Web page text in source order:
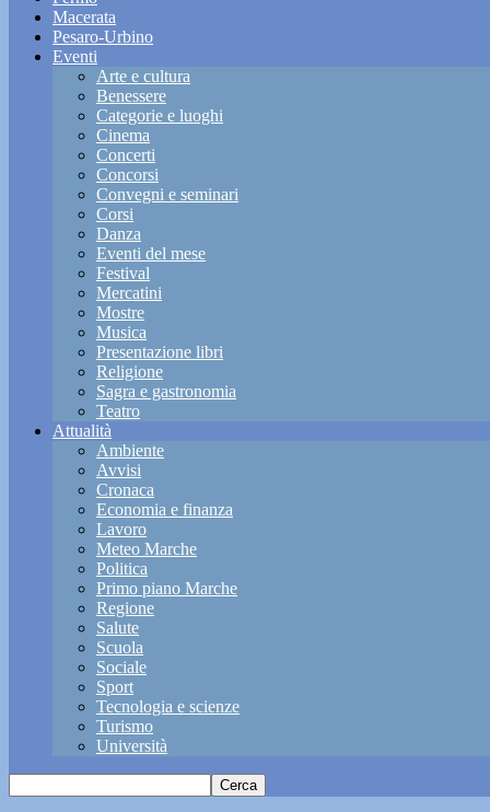
Macerata
Pesaro-Urbino
Eventi
Arte e cultura
Benessere
Categorie e luoghi
Cinema
Concerti
Concorsi
Convegni e seminari
Corsi
Danza
Eventi del mese
Festival
Mercatini
Mostre
Musica
Presentazione libri
Religione
Sagra e gastronomia
Teatro
Attualità
Ambiente
Avvisi
Cronaca
Economia e finanza
Lavoro
Meteo Marche
Politica
Primo piano Marche
Regione
Salute
Scuola
Sociale
Sport
Tecnologia e scienze
Turismo
Università